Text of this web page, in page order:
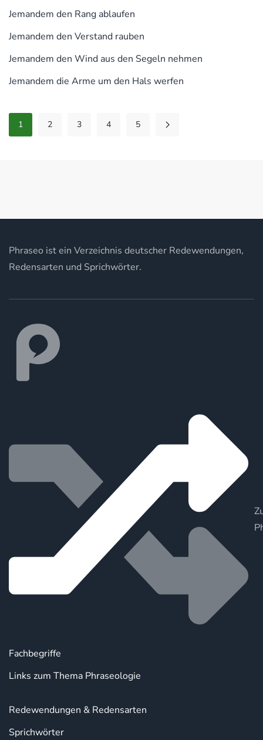
Jemandem den Rang ablaufen
Jemandem den Verstand rauben
Jemandem den Wind aus den Segeln nehmen
Jemandem die Arme um den Hals werfen
1 2 3 4 5
Phraseo ist ein Verzeichnis deutscher Redewendungen,
Redensarten und Sprichwörter.
Fachbegriffe
Links zum Thema Phraseologie
Redewendungen & Redensarten
Sprichwörter